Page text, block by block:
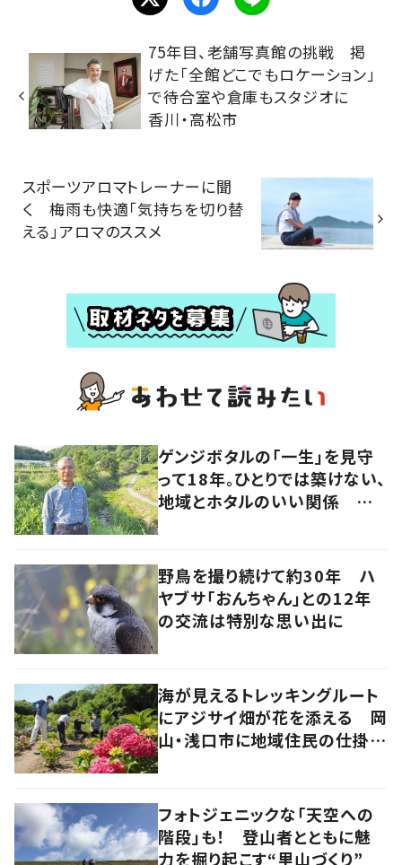
75年目、老舗写真館の挑戦 掲
げた「全館どこでもロケーション」
で待合室や倉庫もスタジオに
香川・高松市
スポーツアロマトレーナーに聞
く 梅雨も快適「気持ちを切り替
える」アロマのススメ
ゲンジボタルの「一生」を見守
って18年。ひとりでは築けない、
地域とホタルのいい関係 岡
野鳥を撮り続けて約30年 ハ
ヤブサ「おんちゃん」との12年
の交流は特別な思い出に
海が見えるトレッキングルート
にアジサイ畑が花を添える 岡
山・浅口市に地域住民の仕掛け
フォトジェニックな「天空への
階段」も！ 登山者とともに魅
力を掘り起こす“里山づくり”